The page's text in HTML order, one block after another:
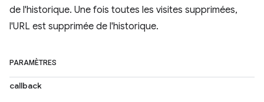
de l'historique. Une fois toutes les visites supprimées,
l'URL est supprimée de l'historique.
PARAMÈTRES
callback